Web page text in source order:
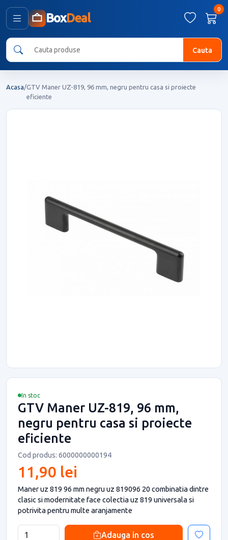
BoxDeal
0
Cauta
Acasa/GTV Maner UZ-819, 96 mm, negru pentru casa si proiecte
eficiente
In stoc
GTV Maner UZ-819, 96 mm,
negru pentru casa si proiecte
eficiente
Cod produs: 6000000000194
11,90 lei
Maner uz 819 96 mm negru uz 819096 20 combinatia dintre
clasic si modernitate face colectia uz 819 universala si
potrivita pentru multe aranjamente
Adauga in cos